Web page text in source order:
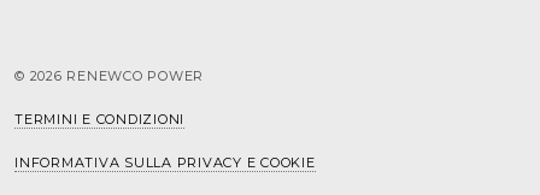
© 2026 RENEWCO POWER
TERMINI E CONDIZIONI
INFORMATIVA SULLA PRIVACY E COOKIE